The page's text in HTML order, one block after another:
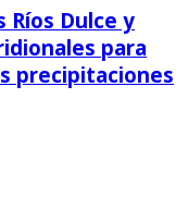
Ríos Dulce y
para
precipitaciones